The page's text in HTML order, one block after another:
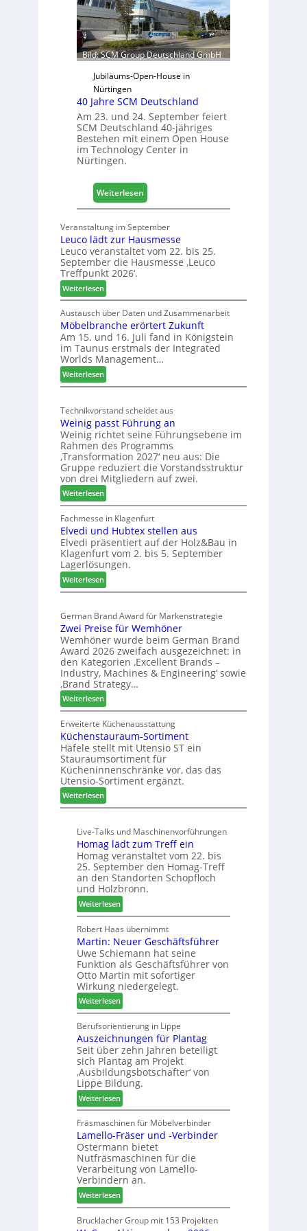
h
r
e
r
f
ü
r
D
c
+
H
o
2
0
8
Bild: SCM Group Deutschland GmbH
Jubiläums-Open-House in
Nürtingen
40 Jahre SCM Deutschland
Am 23. und 24. September feiert
SCM Deutschland 40-jähriges
Bestehen mit einem Open House
im Technology Center in
Nürtingen.
Weiterlesen:
4
J
a
h
C
M
D
e
u
s
h
l
a
n
d
Veranstaltung im September
Leuco lädt zur Hausmesse
Leuco veranstaltet vom 22. bis 25.
September die Hausmesse ‚Leuco
Treffpunkt 2026‘.
Weiterlesen:
L
e
u
c
o
l
ä
d
z
u
r
H
a
u
s
m
e
s
s
e
Austausch über Daten und Zusammenarbeit
Möbelbranche erörtert Zukunft
Am 15. und 16. Juli fand in Königstein
im Taunus erstmals der Integrated
Worlds Management…
Weiterlesen:
M
b
e
l
b
r
a
n
c
h
e
e
r
ö
r
t
e
t
Z
u
k
u
n
f
t
Technikvorstand scheidet aus
Weinig passt Führung an
Weinig richtet seine Führungsebene im
Rahmen des Programms
‚Transformation 2027‘ neu aus: Die
Gruppe reduziert die Vorstandsstruktur
von drei Mitgliedern auf zwei.
Weiterlesen:
W
e
i
n
i
g
p
a
s
t
F
ü
h
r
u
n
g
a
n
Fachmesse in Klagenfurt
Elvedi und Hubtex stellen aus
Elvedi präsentiert auf der Holz&Bau in
Klagenfurt vom 2. bis 5. September
Lagerlösungen.
Weiterlesen:
E
v
e
d
i
u
n
d
H
u
b
t
e
x
s
t
e
e
n
a
u
s
German Brand Award für Markenstrategie
Zwei Preise für Wemhöner
Wemhöner wurde beim German Brand
Award 2026 zweifach ausgezeichnet: in
den Kategorien ‚Excellent Brands –
Industry, Machines & Engineering‘ sowie
‚Brand Strategy…
Weiterlesen:
Z
w
e
i
P
r
e
i
s
f
ü
r
W
e
m
h
ö
n
e
r
Erweiterte Küchenausstattung
Küchenstauraum-Sortiment
Häfele stellt mit Utensio ST ein
Stauraumsortiment für
Kücheninnenschränke vor, das das
Utensio-Sortiment ergänzt.
Weiterlesen:
K
c
h
e
n
s
t
a
u
r
a
u
m
-
S
o
r
t
i
m
e
n
t
Live-Talks und Maschinenvorführungen
Homag lädt zum Treff ein
Homag veranstaltet vom 22. bis
25. September den Homag-Treff
an den Standorten Schopfloch
und Holzbronn.
Weiterlesen:
H
o
m
a
g
l
ä
d
t
z
u
m
T
r
e
f
f
e
i
n
Robert Haas übernimmt
Martin: Neuer Geschäftsführer
Uwe Schiemann hat seine
Funktion als Geschäftsführer von
Otto Martin mit sofortiger
Wirkung niedergelegt.
Weiterlesen:
M
a
r
t
i
n
:
N
e
u
e
r
G
e
s
c
h
ä
Berufsorientierung in Lippe
Auszeichnungen für Plantag
Seit über zehn Jahren beteiligt
sich Plantag am Projekt
‚Ausbildungsbotschafter‘ von
Lippe Bildung.
Weiterlesen:
A
u
s
z
e
i
c
h
n
u
Fräsmaschinen für Möbelverbinder
Lamello-Fräser und -Verbinder
Ostermann bietet
Nutfräsmaschinen für die
Verarbeitung von Lamello-
Verbindern an.
Weiterlesen:
L
a
Brucklacher Group mit 153 Projekten